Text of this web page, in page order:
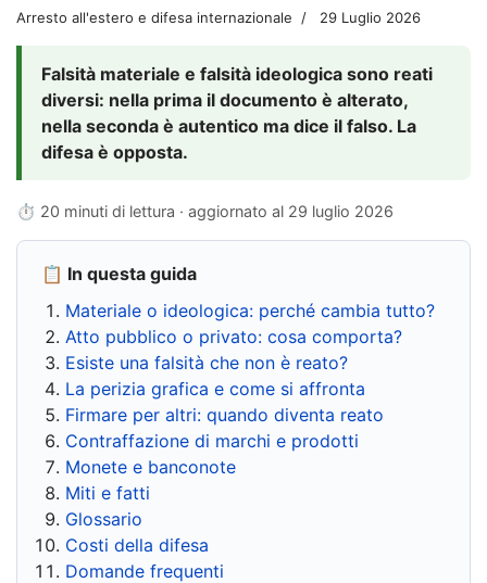
Arresto all'estero e difesa internazionale 29 Luglio 2026
Falsità materiale e falsità ideologica sono reati
diversi: nella prima il documento è alterato,
nella seconda è autentico ma dice il falso. La
difesa è opposta.
⏱ 20 minuti di lettura · aggiornato al 29 luglio 2026
📋 In questa guida
Materiale o ideologica: perché cambia tutto?
Atto pubblico o privato: cosa comporta?
Esiste una falsità che non è reato?
La perizia grafica e come si affronta
Firmare per altri: quando diventa reato
Contraffazione di marchi e prodotti
Monete e banconote
Miti e fatti
Glossario
Costi della difesa
Domande frequenti